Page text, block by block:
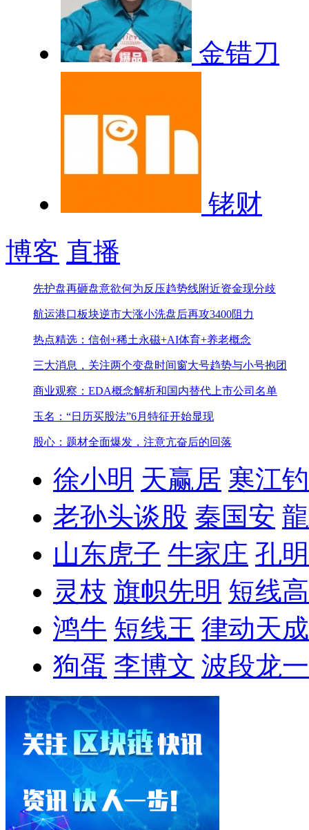
金错刀
铑财
博客 直播
先护盘再砸盘意欲何为反压趋势线附近资金现分歧
航运港口板块逆市大涨小洗盘后再攻3400阻力
热点精选：信创+稀土永磁+AI体育+养老概念
三大消息，关注两个变盘时间窗大号趋势与小号抱团
商业观察：EDA概念解析和国内替代上市公司名单
玉名：“日历买股法”6月特征开始显现
股心：题材全面爆发，注意亢奋后的回落
徐小明 天赢居 寒江
老孙头谈股 秦国安
山东虎子 牛家庄 孔
灵枝 旗帜先明 短线
鸿牛 短线王 律动天成
狗蛋 李博文 波段龙一